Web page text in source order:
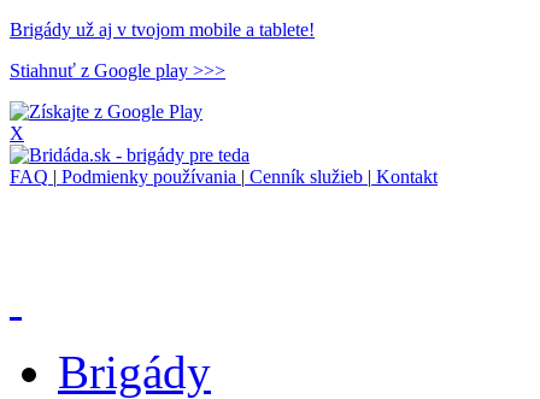
Brigády už aj v tvojom mobile a tablete!
Stiahnuť z Google play >>>
X
FAQ | Podmienky používania | Cenník služieb | Kontakt
Brigády